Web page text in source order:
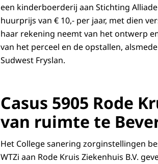
een kinderboerderij aan Stichting
huurprijs van € 10,- per jaar, met dien
haar rekening neemt van het ontwerp
van het perceel en de opstallen,
Sudwest Fryslan.
Casus 5905 Rode
van ruimte te
Het College sanering zorginstellingen
WTZi aan Rode Kruis Ziekenhuis B.V.